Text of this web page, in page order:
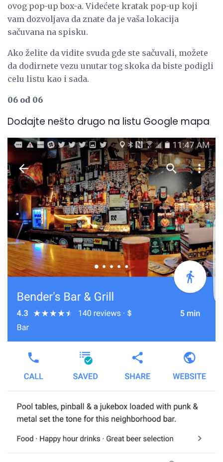
ovog pop-up box-a. Videćete kratak pop-up koji
vam dozvoljava da znate da je vaša lokacija
sačuvana na spisku.
Ako želite da vidite svuda gde ste sačuvali, možete
da dodirnete vezu unutar tog skoka da biste podigli
celu listu kao i sada.
06 od 06
Dodajte nešto drugo na listu Google mapa